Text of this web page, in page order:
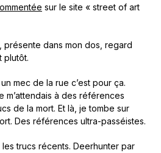
sur le site « street of art
présente dans mon dos, regard
plutôt.
mec de la rue c’est pour ça.
m’attendais à des références
de la mort. Et là, je tombe sur
Des références ultra-passéistes.
trucs récents. Deerhunter par